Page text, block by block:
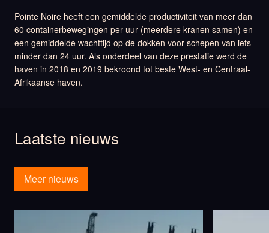
Pointe Noire heeft een gemiddelde productiviteit van meer dan
60 containerbewegingen per uur (meerdere kranen samen) en
een gemiddelde wachttijd op de dokken voor schepen van iets
minder dan 24 uur. Als onderdeel van deze prestatie werd de
haven in 2018 en 2019 bekroond tot beste West- en Centraal-
Afrikaanse haven.
Laatste nieuws
Meer nieuws